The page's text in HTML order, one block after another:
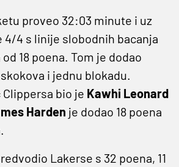
proveo 32:03 minute i uz
4/4 s linije slobodnih bacanja
18 poena. Tom je dodao
i jednu blokadu.
bio je Kawhi Leonard
Harden je dodao 18 poena
Lakerse s 32 poena, 11